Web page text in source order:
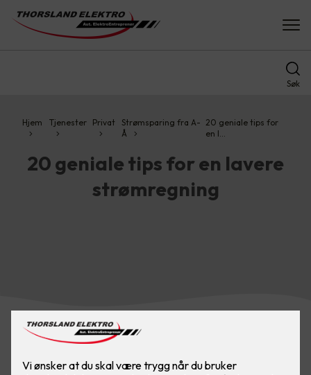
Søk
Hjem Tjenester Privat
Strømsparing fra A-
Å
20 geniale tips for
en l…
20 geniale tips for en lavere
strømregning